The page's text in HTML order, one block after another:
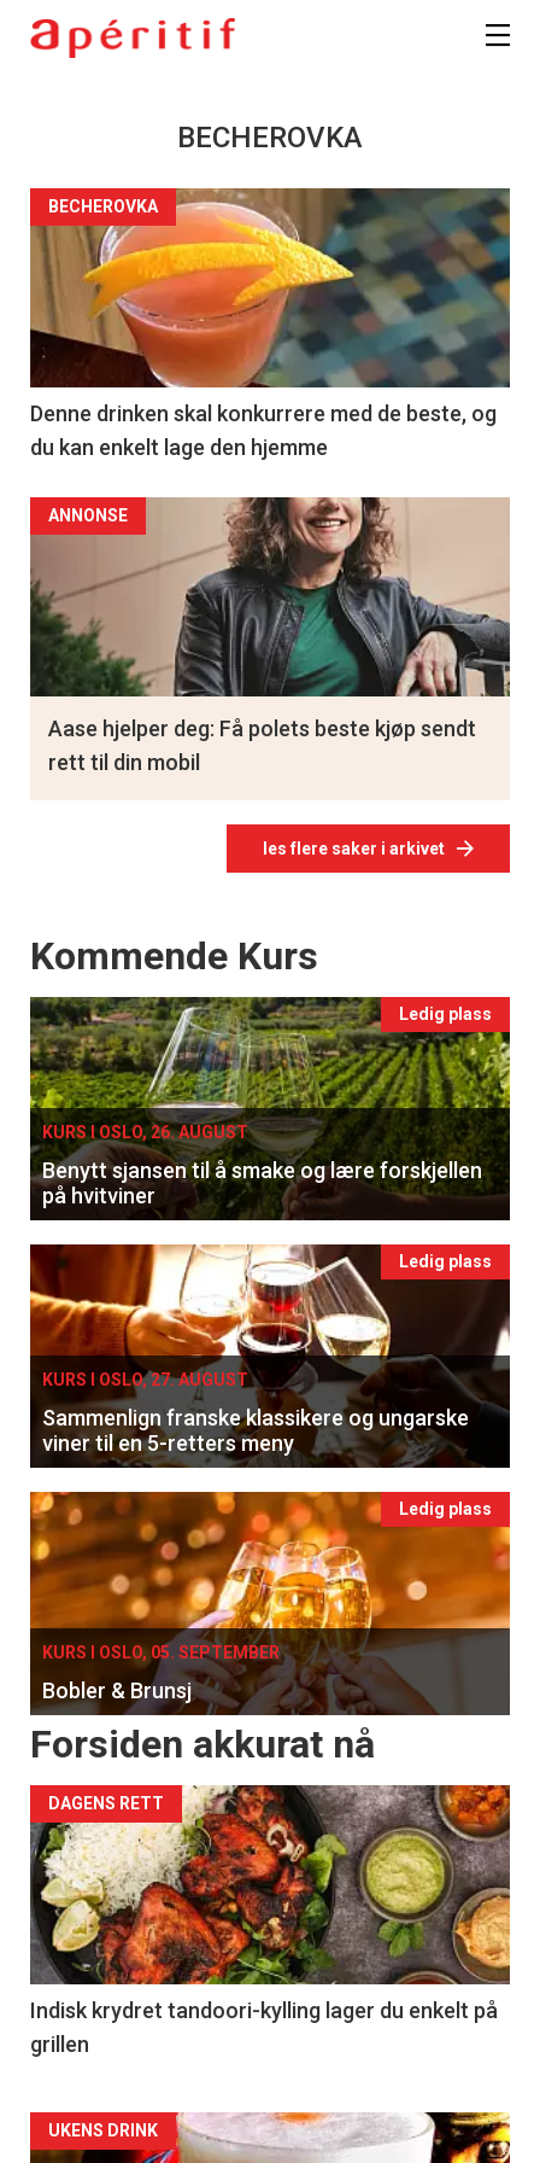
BECHEROVKA
BECHEROVKA
Denne drinken skal konkurrere med de beste, og
du kan enkelt lage den hjemme
les flere saker i arkivet
ANNONSE
Aase hjelper deg: Få polets beste kjøp sendt
rett til din mobil
Events
Kommende Kurs
Ledig plass
KURS I OSLO, 26. AUGUST
Benytt sjansen til å smake og lære forskjellen
på hvitviner
Ledig plass
KURS I OSLO, 27. AUGUST
Sammenlign franske klassikere og ungarske
viner til en 5-retters meny
Ledig plass
KURS I OSLO, 05. SEPTEMBER
Bobler & Brunsj
Forsiden akkurat nå
DAGENS RETT
Indisk krydret tandoori-kylling lager du enkelt på
grillen
Forsiden
UKENS DRINK